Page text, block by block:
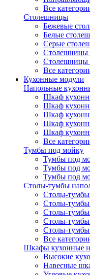
Все
Столешницы
Бежевые
Белые
Серые
Столешницы
Столешницы
Все
Кухонные модули
Напольные
Шкаф
Шкаф
Шкаф
Шкаф
Шкаф
Все
Тумбы под мойку
Тумбы под
Тумбы под
Тумбы под
Столы-тумбы
Столы-
Столы-
Столы-
Столы-
Столы-
Все
Шкафы кухонные
Высокие
Навесные